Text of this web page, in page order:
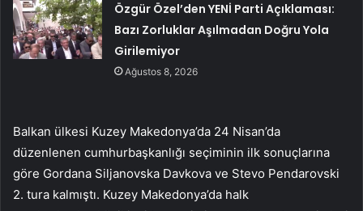
Özgür Özel’den YENİ Parti Açıklaması:
Bazı Zorluklar Aşılmadan Doğru Yola
Girilemiyor
Ağustos 8, 2026
Balkan ülkesi Kuzey Makedonya’da 24 Nisan’da
düzenlenen cumhurbaşkanlığı seçiminin ilk sonuçlarına
göre Gordana Siljanovska Davkova ve Stevo Pendarovski
2. tura kalmıştı. Kuzey Makedonya’da halk